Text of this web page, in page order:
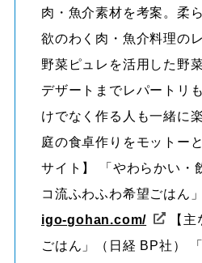
肉・魚介素材を考案。柔
欲のわく肉・魚介料理の
野菜ピュレを活用した野
デザートまでレパートリ
けでなく作る人も一緒に
庭の食卓作りをモットー
サイト】 「やわらかい
コ流ふわふわ希望ごはん」
igo-gohan.com/
【主
ごはん」（日経 BP社）